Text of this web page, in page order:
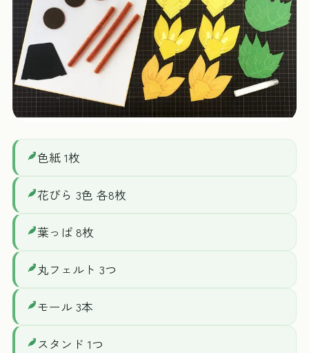
色紙 1枚
花びら 3色 各8枚
葉っぱ 8枚
丸フェルト 3つ
モール 3本
スタンド 1つ